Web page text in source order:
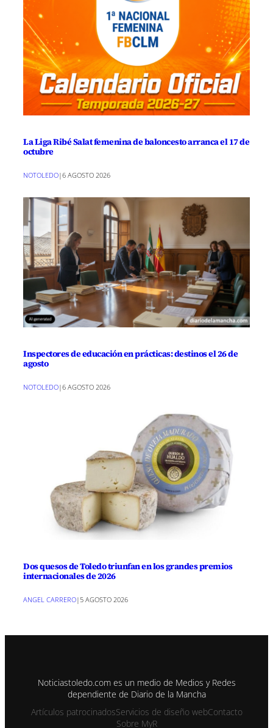
La Liga Ribé Salat femenina de baloncesto arranca el 17 de
octubre
NOTOLEDO|6 AGOSTO 2026
Inspectores de educación en prácticas: destinos el 26 de
agosto
NOTOLEDO|6 AGOSTO 2026
Dos quesos de Toledo triunfan en los grandes premios
internacionales de 2026
ANGEL CARRERO| 5 AGOSTO 2026
Noticiastoledo.com es un medio de Medios y Redes
dependiente de Diario de la Mancha
Artículos patrocinadosServicios de diseño webContacto
Sobre MyR